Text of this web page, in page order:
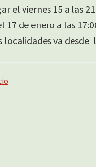
el viernes 15 a las
17 de enero a las
localidades va desde